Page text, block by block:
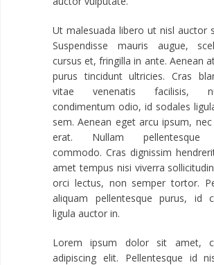
Ut malesuada libero ut nisl auctor
Suspendisse mauris augue,
cursus et, fringilla in ante. Aenean
purus tincidunt ultricies. Cras
vitae venenatis facilisis,
condimentum odio, id sodales
sem. Aenean eget arcu ipsum,
erat. Nullam pellentesque
commodo. Cras dignissim
amet tempus nisi viverra
orci lectus, non semper tortor.
aliquam pellentesque purus, id
ligula auctor in.
Lorem ipsum dolor sit amet,
adipiscing elit. Pellentesque id